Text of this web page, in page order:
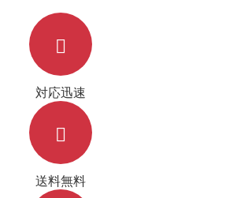
対応迅速
送料無料